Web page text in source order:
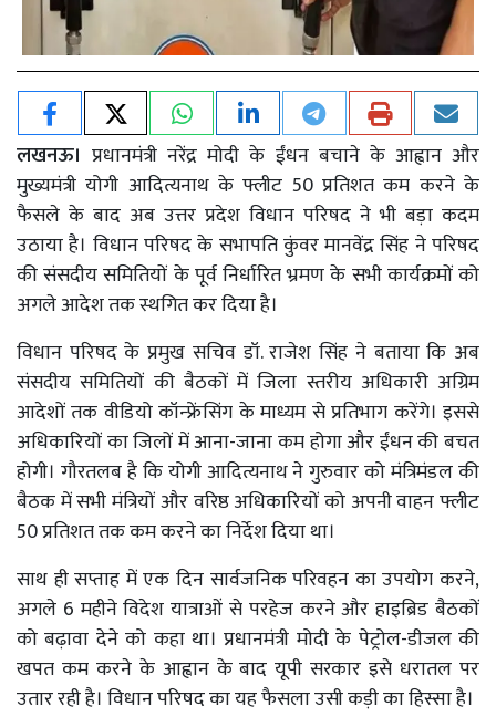
लखनऊ। प्रधानमंत्री नरेंद्र मोदी के ईंधन बचाने के आह्वान और
मुख्यमंत्री योगी आदित्यनाथ के फ्लीट 50 प्रतिशत कम करने के
फैसले के बाद अब उत्तर प्रदेश विधान परिषद ने भी बड़ा कदम
उठाया है। विधान परिषद के सभापति कुंवर मानवेंद्र सिंह ने परिषद
की संसदीय समितियों के पूर्व निर्धारित भ्रमण के सभी कार्यक्रमों को
अगले आदेश तक स्थगित कर दिया है।
विधान परिषद के प्रमुख सचिव डॉ. राजेश सिंह ने बताया कि अब
संसदीय समितियों की बैठकों में जिला स्तरीय अधिकारी अग्रिम
आदेशों तक वीडियो कॉन्फ्रेंसिंग के माध्यम से प्रतिभाग करेंगे। इससे
अधिकारियों का जिलों में आना-जाना कम होगा और ईंधन की बचत
होगी। गौरतलब है कि योगी आदित्यनाथ ने गुरुवार को मंत्रिमंडल की
बैठक में सभी मंत्रियों और वरिष्ठ अधिकारियों को अपनी वाहन फ्लीट
50 प्रतिशत तक कम करने का निर्देश दिया था।
साथ ही सप्ताह में एक दिन सार्वजनिक परिवहन का उपयोग करने,
अगले 6 महीने विदेश यात्राओं से परहेज करने और हाइब्रिड बैठकों
को बढ़ावा देने को कहा था। प्रधानमंत्री मोदी के पेट्रोल-डीजल की
खपत कम करने के आह्वान के बाद यूपी सरकार इसे धरातल पर
उतार रही है। विधान परिषद का यह फैसला उसी कड़ी का हिस्सा है।